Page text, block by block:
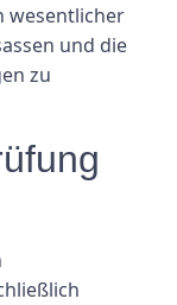
wesentlicher
und die
zu